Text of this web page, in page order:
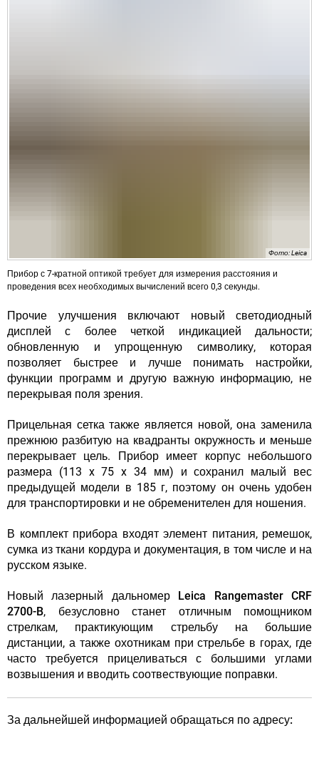
Фото: Leica
Прибор с 7-кратной оптикой требует для измерения расстояния и
проведения всех необходимых вычислений всего 0,3 секунды.
Прочие улучшения включают новый светодиодный
дисплей
с более четкой индикацией дальности;
обновленную и упрощенную символику, которая
позволяет быстрее и лучше понимать настройки,
функции программ и другую важную информацию, не
перекрывая поля зрения.
Прицельная сетка также является новой, она заменила
прежнюю разбитую на квадранты окружность и меньше
перекрывает цель. Прибор имеет корпус небольшого
размера (113 x 75 x 34 мм) и сохранил малый вес
предыдущей модели в 185 г, поэтому он очень удобен
для транспортировки и не обременителен для ношения.
В комплект прибора входят элемент питания, ремешок,
сумка из ткани кордура и документация, в том числе и на
русском языке.
Новый лазерный дальномер Leica Rangemaster CRF
2700-B, безусловно станет отличным помощником
стрелкам, практикующим стрельбу на большие
дистанции, а также охотникам при стрельбе в горах, где
часто требуется прицеливаться с большими углами
возвышения и вводить соотвествующие поправки.
За дальнейшей информацией обращаться по адресу: